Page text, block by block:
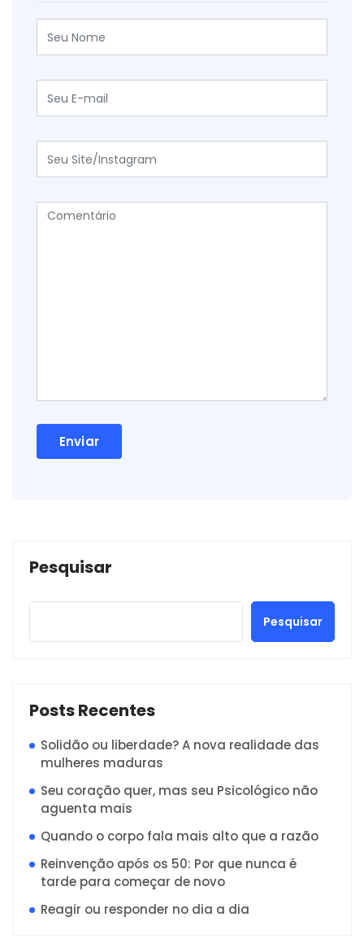
Pesquisar
Pesquisar
Posts Recentes
Solidão ou liberdade? A nova realidade das
mulheres maduras
Seu coração quer, mas seu Psicológico não
aguenta mais
Quando o corpo fala mais alto que a razão
Reinvenção após os 50: Por que nunca é
tarde para começar de novo
Reagir ou responder no dia a dia